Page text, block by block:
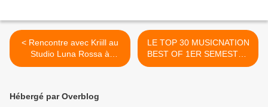
< Rencontre avec Kriill au
Studio Luna Rossa à
l’occasion de la parution de
LE TOP 30 MUSICNATION
BEST OF 1ER SEMESTRE
2024 >
Hébergé par Overblog